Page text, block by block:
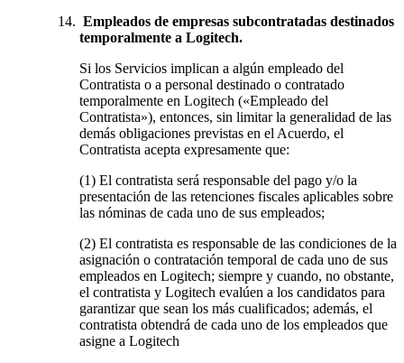
Empleados de empresas subcontratadas destinados
temporalmente a Logitech.
Si los Servicios implican a algún empleado del
Contratista o a personal destinado o contratado
temporalmente en Logitech («Empleado del
Contratista»), entonces, sin limitar la generalidad de las
demás obligaciones previstas en el Acuerdo, el
Contratista acepta expresamente que:
(1) El contratista será responsable del pago y/o la
presentación de las retenciones fiscales aplicables sobre
las nóminas de cada uno de sus empleados;
(2) El contratista es responsable de las condiciones de la
asignación o contratación temporal de cada uno de sus
empleados en Logitech; siempre y cuando, no obstante,
el contratista y Logitech evalúen a los candidatos para
garantizar que sean los más cualificados; además, el
contratista obtendrá de cada uno de los empleados que
asigne a Logitech